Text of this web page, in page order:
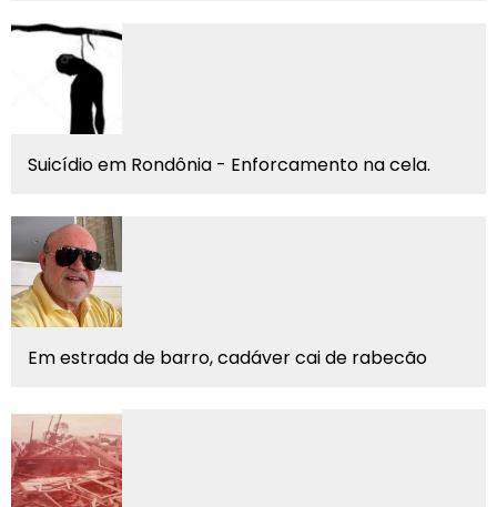
Suicídio em Rondônia - Enforcamento na cela.
Em estrada de barro, cadáver cai de rabecão